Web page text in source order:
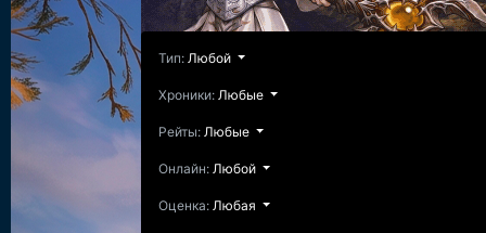
Тип: Любой
Хроники: Любые
Рейты: Любые
Онлайн: Любой
Оценка: Любая